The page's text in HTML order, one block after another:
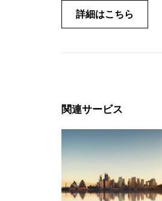
詳細はこちら
関連サービス